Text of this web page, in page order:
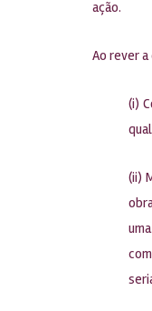
ação.
Ao rever
(i)
(ii)